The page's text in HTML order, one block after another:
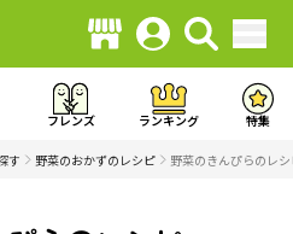
フレンズ ランキング 特集
す 野菜のおかずのレシピ 野菜のきんぴらのレ